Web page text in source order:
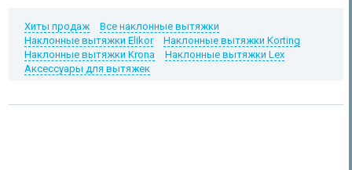
Хиты продаж
Все наклонные вытяжки
Наклонные вытяжки Elikor
Наклонные вытяжки Korting
Наклонные вытяжки Krona
Наклонные вытяжки Lex
Аксессуары для вытяжек